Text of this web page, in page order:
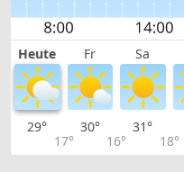
Heute Fr Sa
29°
17°
30°
16°
31°
18°